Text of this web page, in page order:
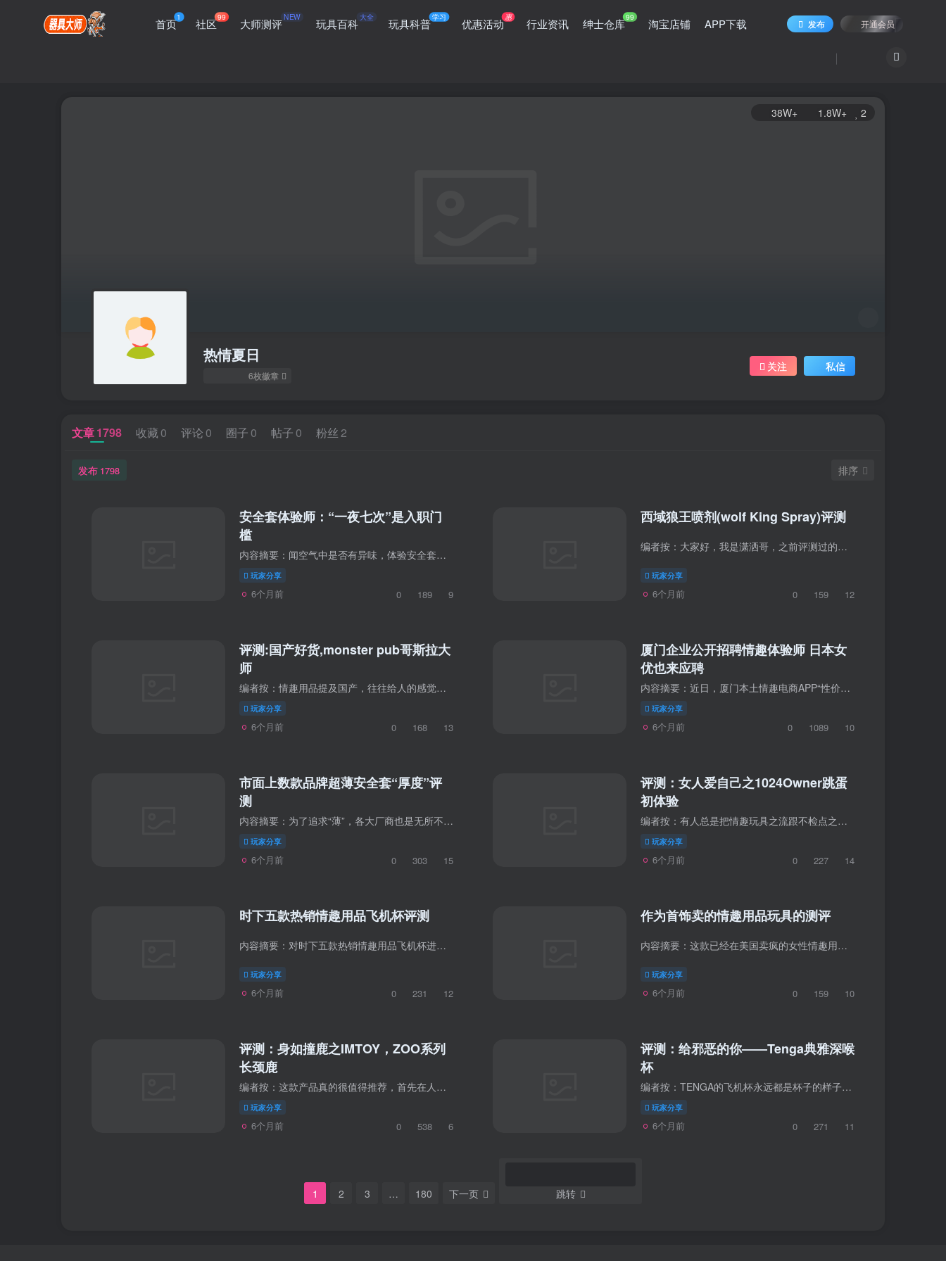
首页1 社区99 大师测评NEW 玩具百科大全 玩具科普学习 优惠活动惠 行业资讯 绅士仓库99 淘宝店铺 APP下载 发布 开通会员
38W+ 1.8W+ 2
热情夏日
6枚徽章
关注 私信
文章1798 收藏 0 评论 0 圈子 0 帖子 0 粉丝2
发布 1798 排序
安全套体验师：“一夜七次”是入职门
槛
内容摘要：闻空气中是否有异味，体验安全套是否够薄够滑，居然都是一门职业？ “三百六十五行”，正在发生变化。有些在裂变，有些在变种，有些在从隐匿处浮出。它们因为新的生活方式、新的生活...
玩家分享
6个月前 0 189 9
西域狼王喷剂(wolf King Spray)评测
编者按：大家好，我是潇洒哥，之前评测过的一些都是玩具类的，这次来评测一次延时产品。 先多啰嗦几句，延时是男人的强需求，在现有的耐力基础上，再多OOXX几分钟，让伴侣爽，自己也就更爽，因...
玩家分享
6个月前 0 159 12
评测:国产好货,monster pub哥斯拉大
师
编者按：情趣用品提及国产，往往给人的感觉就是丑和廉价感，但是，国内的成人用品行业在盯着巨大的压力经过了漫长的探索之后，创造和生产出来的玩具着实一点都不逊色进口产品。从今天介绍的这个...
玩家分享
6个月前 0 168 13
厦门企业公开招聘情趣体验师 日本女
优也来应聘
内容摘要：近日，厦门本土情趣电商APP“性价比”打出“史上最爽工作”的招牌，公开招聘“情趣体验师”，本报2月26日曾对此做过独家报道。瑠川丽娜来厦除了体验多款产品外，以后双方还将有深入的...
玩家分享
6个月前 0 1089 10
市面上数款品牌超薄安全套“厚度”评
测
内容摘要：为了追求“薄”，各大厂商也是无所不用其极，似乎都在为大家营造“极致”“亲肤”的体验。事实是否真的如此？ 周末你可能和爱人已经订好鲜花、酒店，也可能烛光晚餐后就在你温馨的家...
玩家分享
6个月前 0 303 15
评测：女人爱自己之1024Owner跳蛋
初体验
编者按：有人总是把情趣玩具之流跟不检点之内的不好的东西联系在一起，各种压抑。情趣玩具都快成了浪荡的代名词了，但是这根本是两码事好吧。作为女性，了解到自己的生理需求然后合理的发泄，根...
玩家分享
6个月前 0 227 14
时下五款热销情趣用品飞机杯评测
内容摘要：对时下五款热销情趣用品飞机杯进行舒适度，刺激性，性价比等多项指标评测，引起网友热评… 网友评论： 主持人竟然能把这么难为情的一档节目解说的这么亲民有学术性，非常非常难得，全...
玩家分享
6个月前 0 231 12
作为首饰卖的情趣用品玩具的测评
内容摘要：这款已经在美国卖疯的女性情趣用品玩具，通过众筹融资27万美元后投产，被美国科技网站称为“世界上奢华的充电振动式项链”。 材质：不锈钢既给人一种非常洁净的感觉，避免细菌...
玩家分享
6个月前 0 159 10
评测：身如撞鹿之IMTOY，ZOO系列
长颈鹿
编者按：这款产品真的很值得推荐，首先在人们最关心的价格方面，它是完全国产的，所以对比舶来品绝对的超值；其次在外形方面，非常可爱的动物造型，一看就萌化了好不好！感觉就像是，蹂躏小鲜肉...
玩家分享
6个月前 0 538 6
评测：给邪恶的你——Tenga典雅深喉
杯
编者按：TENGA的飞机杯永远都是杯子的样子，隐私做得很好，这样不仅便于携带，即使是在人多的时候不小心误拿了出来也不会因为隐私暴露而感到尴尬。不过，它不拟真的造型对于一些颜控党来说，还...
玩家分享
6个月前 0 271 11
1 2 3 … 180 下一页 跳转